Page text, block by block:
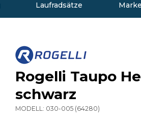
Laufradsätze
Rogelli Taupo
schwarz
MODELL: 030-005 (64280)